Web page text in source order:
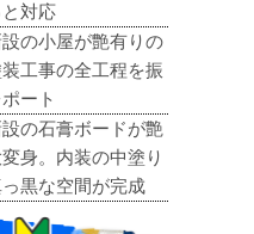
対応
設の小屋が艶有りの
工事の全工程を振
ート
設の石膏ボードが艶
身。内装の中塗り
黒な空間が完成